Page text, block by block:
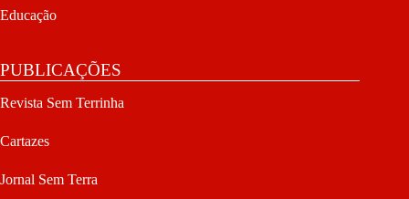
Educação
PUBLICAÇÕES
Revista Sem Terrinha
Cartazes
Jornal Sem Terra